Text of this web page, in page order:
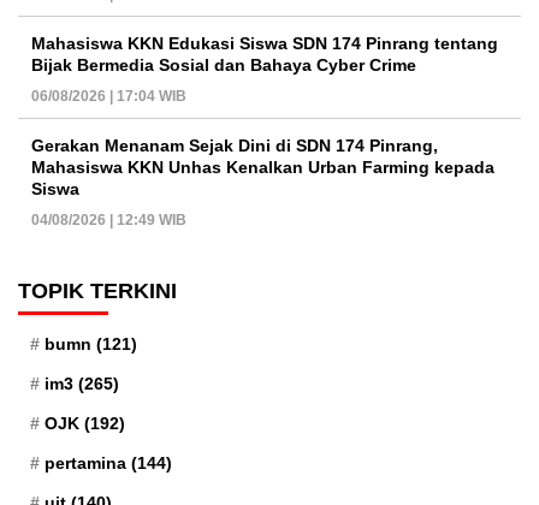
Mahasiswa KKN Edukasi Siswa SDN 174 Pinrang tentang
Bijak Bermedia Sosial dan Bahaya Cyber Crime
06/08/2026 | 17:04 WIB
Gerakan Menanam Sejak Dini di SDN 174 Pinrang,
Mahasiswa KKN Unhas Kenalkan Urban Farming kepada
Siswa
04/08/2026 | 12:49 WIB
TOPIK TERKINI
bumn (121)
im3 (265)
OJK (192)
pertamina (144)